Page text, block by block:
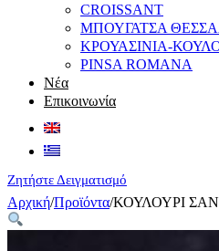
CROISSANT
ΜΠΟΥΓΑΤΣΑ
ΚΡΟΥΑΣΙΝΙΑ-
PINSA ROMANA
Νέα
Επικοινωνία
Ζητήστε Δειγματισμό
Αρχική/Προϊόντα/ΚΟΥΛΟΥΡΙ